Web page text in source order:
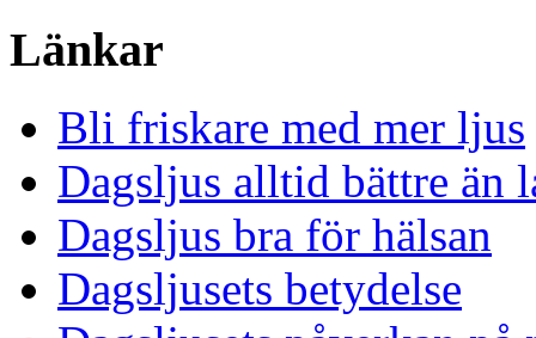
Länkar
Bli friskare med mer ljus
Dagsljus alltid bättre än
Dagsljus bra för hälsan
Dagsljusets betydelse